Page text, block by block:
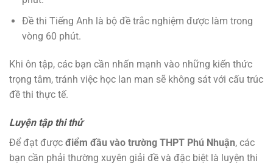
Đề thi Tiếng Anh là bộ đề trắc nghiệm được làm trong
vòng 60 phút.
Khi ôn tập, các bạn cần nhấn mạnh vào những kiến thức
trọng tâm, tránh việc học lan man sẽ không sát với cấu trúc
đề thi thực tế.
Luyện tập thi thử
Để đạt được điểm đầu vào trường THPT Phú Nhuận, các
bạn cần phải thường xuyên giải đề và đặc biệt là luyện thi